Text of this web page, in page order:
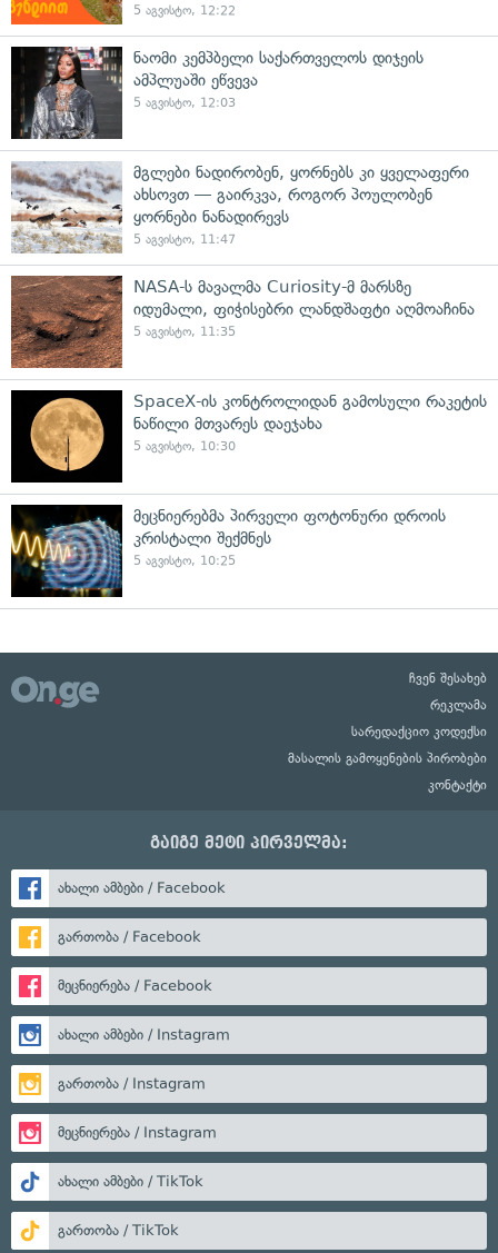
5 აგვისტო, 12:22
ნაომი კემპბელი საქართველოს დიჯეის
ამპლუაში ეწვევა
5 აგვისტო, 12:03
მგლები ნადირობენ, ყორნებს კი ყველაფერი
ახსოვთ — გაირკვა, როგორ პოულობენ
ყორნები ნანადირევს
5 აგვისტო, 11:47
NASA-ს მავალმა Curiosity-მ მარსზე
იდუმალი, ფიჭისებრი ლანდშაფტი აღმოაჩინა
5 აგვისტო, 11:35
SpaceX-ის კონტროლიდან გამოსული რაკეტის
ნაწილი მთვარეს დაეჯახა
5 აგვისტო, 10:30
მეცნიერებმა პირველი ფოტონური დროის
კრისტალი შექმნეს
5 აგვისტო, 10:25
ჩვენ შესახებ
რეკლამა
სარედაქციო კოდექსი
მასალის გამოყენების პირობები
კონტაქტი
გაიგე მეტი პირველმა:
ახალი ამბები / Facebook
გართობა / Facebook
მეცნიერება / Facebook
ახალი ამბები / Instagram
გართობა / Instagram
მეცნიერება / Instagram
ახალი ამბები / TikTok
გართობა / TikTok